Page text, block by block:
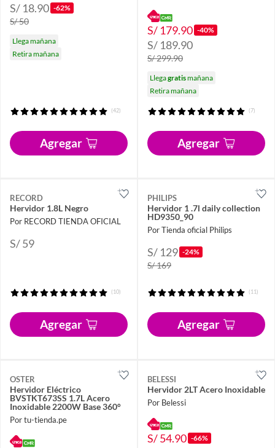
S/ 18.90 -62%
S/ 50
Llega mañana
Retira mañana
(42)
Agregar
S/ 179.90 -40%
S/ 189.90
S/ 299.90
Llegagratismañana
Retira mañana
(7)
Agregar
RECORD
Hervidor 1.8L Negro
Por RECORD TIENDA OFICIAL
S/ 59
(10)
Agregar
PHILIPS
Hervidor 1 .7l daily collection
HD9350_90
Por Tienda oficial Philips
S/ 129 -24%
S/ 169
(11)
Agregar
OSTER
Hervidor Eléctrico
BVSTKT673SS 1.7L Acero
Inoxidable 2200W Base 360°
Por tu-tienda.pe
BELESSI
Hervidor 2LT Acero Inoxidable
Por Belessi
S/ 54.90 -66%